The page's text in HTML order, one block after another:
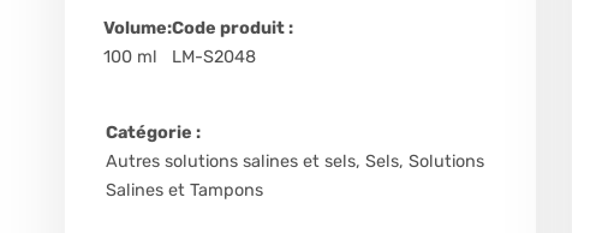
Volume:
100 ml
Code produit :
LM-S2048
Catégorie :
Autres solutions salines et sels, Sels, Solutions
Salines et Tampons